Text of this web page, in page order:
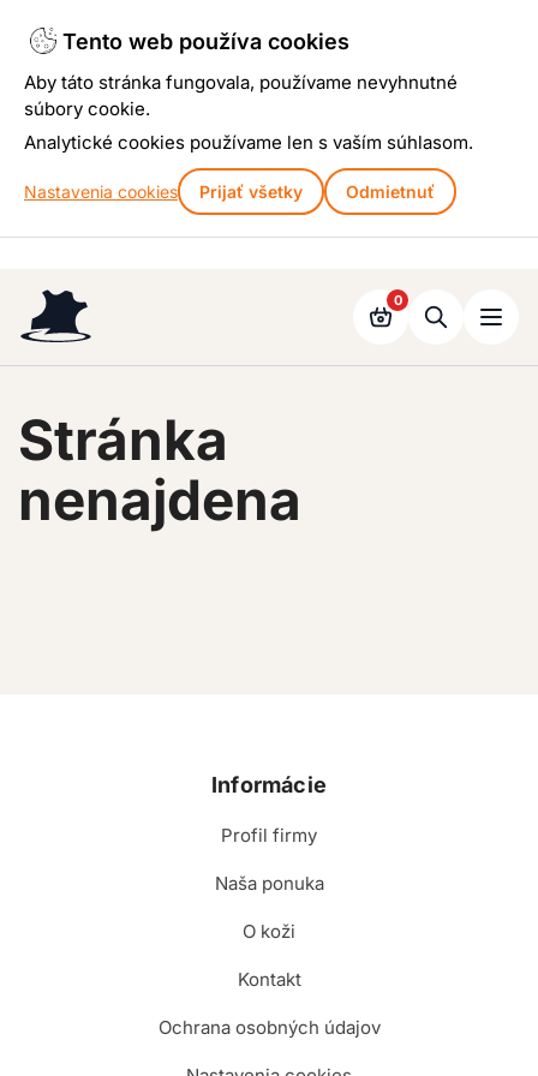
Tento web používa cookies
Aby táto stránka fungovala, používame nevyhnutné
súbory cookie.
Analytické cookies používame len s vaším súhlasom.
Nastavenia cookies Prijať všetky Odmietnuť
obsahu
Go
to
0
Stránka
nenajdena
Informácie
Profil firmy
Naša ponuka
O koži
Kontakt
Ochrana osobných údajov